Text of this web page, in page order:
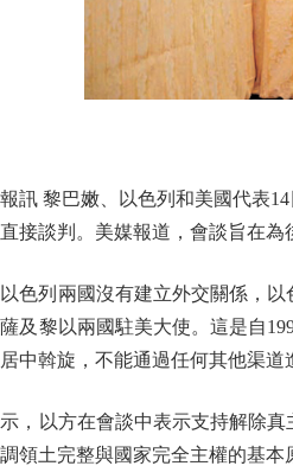
黎巴嫩、以色列和美國代表14
接談判。美媒報道，會談旨在為
列兩國沒有建立外交關係，以
及黎以兩國駐美大使。這是自
中斡旋，不能通過任何其他渠道
以方在會談中表示支持解除真
領土完整與國家完全主權的基